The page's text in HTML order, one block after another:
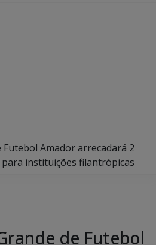
Futebol Amador arrecadará 2
instituições filantrópicas
de Futebol